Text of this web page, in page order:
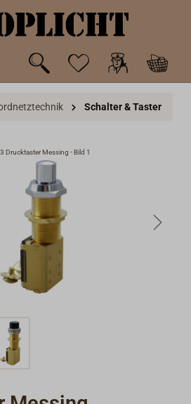
Schalter & Taster
Drucktaster Messing - Bild 1